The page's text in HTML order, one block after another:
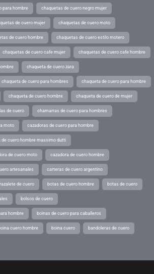
para hombre chaquetas de cuero negro mujer
de cuero mujer chaquetas de cuero moto
de cuero hombre chaquetas de cuero estilo motero
chaquetas de cuero cafe mujer chaquetas de cuero cafe hombre
chaqueta de cuero zara
chaqueta de cuero para hombres chaqueta de cuero para hombre
chaqueta de cuero hombre chaqueta de cuero de mujer
de cuero chamarras de cuero para hombres
moto cazadoras de cuero para hombre
de cuero hombre massimo dutti
de cuero moto cazadora de cuero hombre
artesanales carteras de cuero argentino
de cuero botas de cuero hombre botas de cuero
bolsos de cuero
hombre boinas de cuero para caballeros
cuero hombre boina cuero bandoleras de cuero